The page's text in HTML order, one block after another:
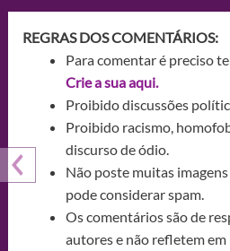
REGRAS DOS COMENTÁRIOS:
Para comentar é preciso
Crie a sua aqui.
Proibido discussões
Proibido racismo,
discurso de ódio.
Não poste muitas
pode considerar spam.
Os comentários são de
autores e não refletem